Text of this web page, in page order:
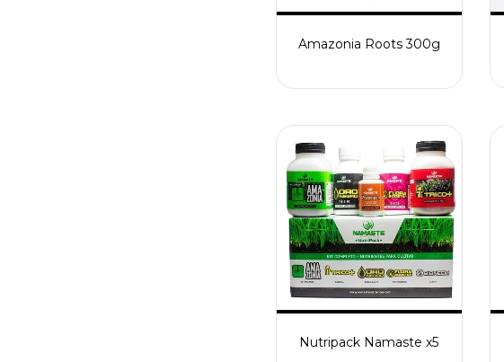
Amazonia Roots 300g
Nutripack Namaste x5